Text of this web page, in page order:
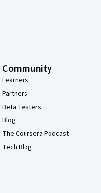
Community
Learners
Partners
Beta Testers
Blog
The Coursera Podcast
Tech Blog